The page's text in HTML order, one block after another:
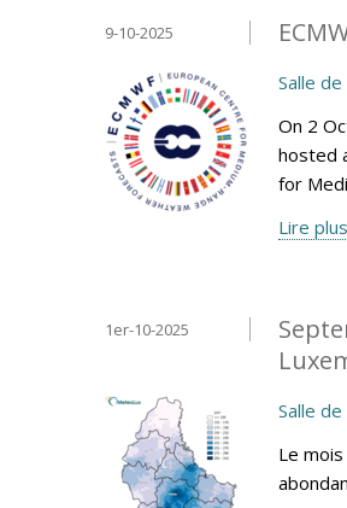
9-10-2025
Salle
On 2
hosted
for
Lire plus
1er-10-2025
Salle
Le